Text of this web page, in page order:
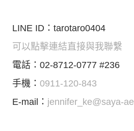
LINE ID：tarotaro0404
可以點擊連結直接與我聯繫
電話：02-8712-0777 #236
手機： 0911-120-843
E-mail： jennifer_ke@saya-